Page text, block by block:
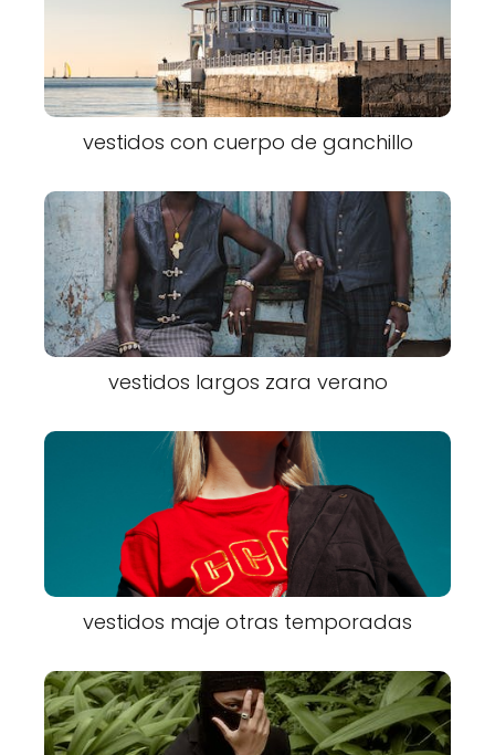
vestidos con cuerpo de ganchillo
vestidos largos zara verano
vestidos maje otras temporadas